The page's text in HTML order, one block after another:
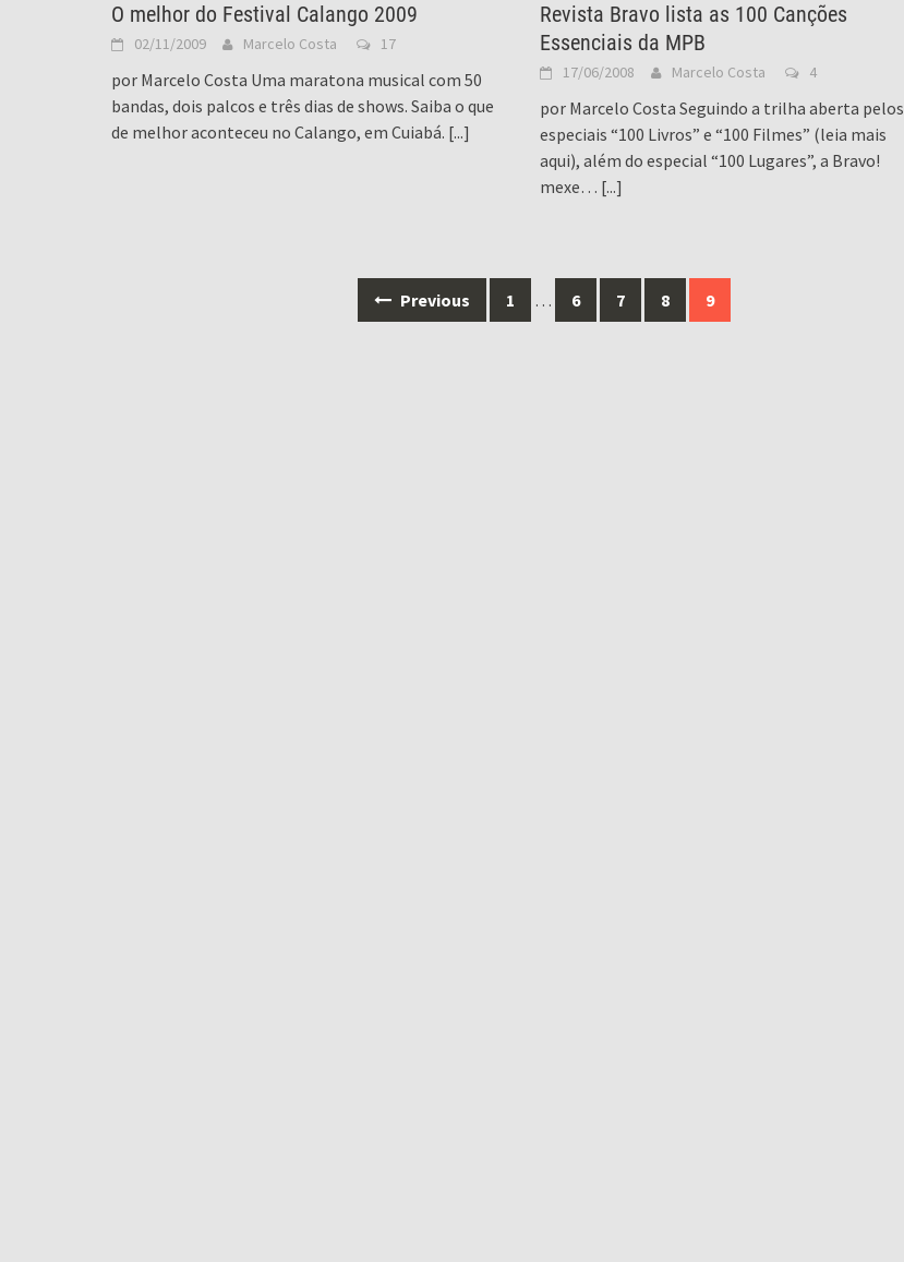
O melhor do Festival Calango 2009
02/11/2009 Marcelo Costa 17
por Marcelo Costa Uma maratona musical com 50
bandas, dois palcos e três dias de shows. Saiba o que
de melhor aconteceu no Calango, em Cuiabá. [...]
Revista Bravo lista as 100 Canções
Essenciais da MPB
17/06/2008 Marcelo Costa 4
por Marcelo Costa Seguindo a trilha aberta pelos
especiais “100 Livros” e “100 Filmes” (leia mais
aqui), além do especial “100 Lugares”, a Bravo!
mexe… [...]
Previous 1 … 6 7 8 9